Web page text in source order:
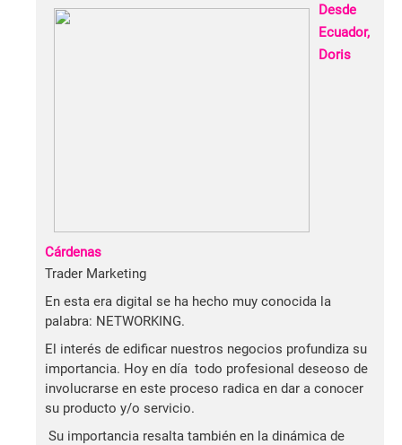
Desde
Ecuador,
Doris
Cárdenas
Trader Marketing
En esta era digital se ha hecho muy conocida la
palabra: NETWORKING.
El interés de edificar nuestros negocios profundiza su
importancia. Hoy en día todo profesional deseoso de
involucrarse en este proceso radica en dar a conocer
su producto y/o servicio.
Su importancia resalta también en la dinámica de